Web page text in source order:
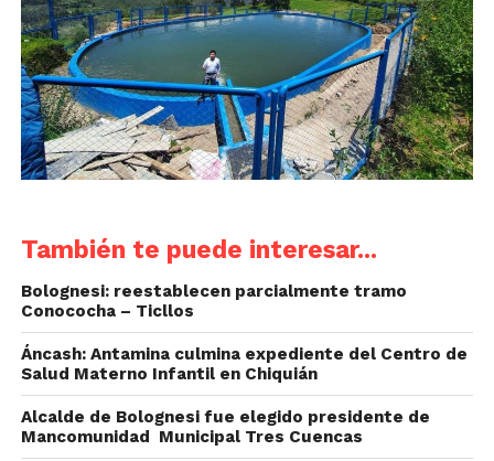
También te puede interesar...
Bolognesi: reestablecen parcialmente tramo
Conococha – Ticllos
Áncash: Antamina culmina expediente del Centro de
Salud Materno Infantil en Chiquián
Alcalde de Bolognesi fue elegido presidente de
Mancomunidad Municipal Tres Cuencas